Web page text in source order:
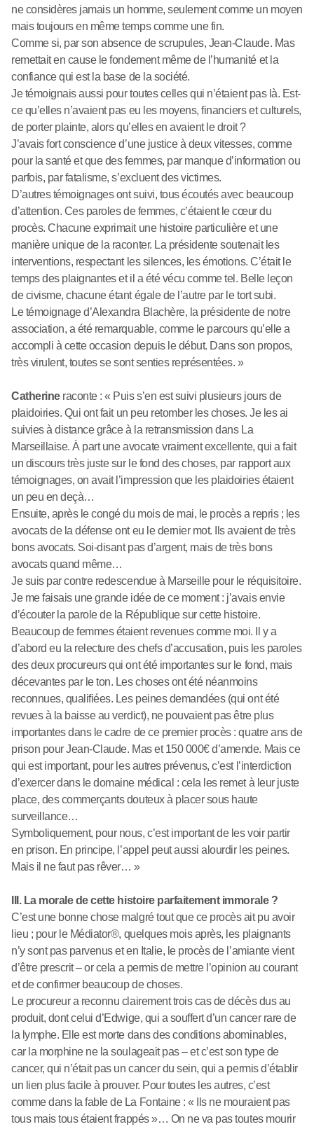
ne considères jamais un homme, seulement comme un moyen
mais toujours en même temps comme une fin.
Comme si, par son absence de scrupules, Jean-Claude. Mas
remettait en cause le fondement même de l’humanité et la
confiance qui est la base de la société.
Je témoignais aussi pour toutes celles qui n’étaient pas là. Est-
ce qu’elles n’avaient pas eu les moyens, financiers et culturels,
de porter plainte, alors qu’elles en avaient le droit ?
J’avais fort conscience d’une justice à deux vitesses, comme
pour la santé et que des femmes, par manque d’information ou
parfois, par fatalisme, s’excluent des victimes.
D’autres témoignages ont suivi, tous écoutés avec beaucoup
d’attention. Ces paroles de femmes, c’étaient le cœur du
procès. Chacune exprimait une histoire particulière et une
manière unique de la raconter. La présidente soutenait les
interventions, respectant les silences, les émotions. C’était le
temps des plaignantes et il a été vécu comme tel. Belle leçon
de civisme, chacune étant égale de l’autre par le tort subi.
Le témoignage d’Alexandra Blachère, la présidente de notre
association, a été remarquable, comme le parcours qu’elle a
accompli à cette occasion depuis le début. Dans son propos,
très virulent, toutes se sont senties représentées. »
Catherine raconte : « Puis s’en est suivi plusieurs jours de
plaidoiries. Qui ont fait un peu retomber les choses. Je les ai
suivies à distance grâce à la retransmission dans La
Marseillaise. À part une avocate vraiment excellente, qui a fait
un discours très juste sur le fond des choses, par rapport aux
témoignages, on avait l’impression que les plaidoiries étaient
un peu en deçà…
Ensuite, après le congé du mois de mai, le procès a repris ; les
avocats de la défense ont eu le dernier mot. Ils avaient de très
bons avocats. Soi-disant pas d’argent, mais de très bons
avocats quand même…
Je suis par contre redescendue à Marseille pour le réquisitoire.
Je me faisais une grande idée de ce moment : j’avais envie
d’écouter la parole de la République sur cette histoire.
Beaucoup de femmes étaient revenues comme moi. Il y a
d’abord eu la relecture des chefs d’accusation, puis les paroles
des deux procureurs qui ont été importantes sur le fond, mais
décevantes par le ton. Les choses ont été néanmoins
reconnues, qualifiées. Les peines demandées (qui ont été
revues à la baisse au verdict), ne pouvaient pas être plus
importantes dans le cadre de ce premier procès : quatre ans de
prison pour Jean-Claude. Mas et 150 000€ d’amende. Mais ce
qui est important, pour les autres prévenus, c’est l’interdiction
d’exercer dans le domaine médical : cela les remet à leur juste
place, des commerçants douteux à placer sous haute
surveillance…
Symboliquement, pour nous, c’est important de les voir partir
en prison. En principe, l’appel peut aussi alourdir les peines.
Mais il ne faut pas rêver… »
III. La morale de cette histoire parfaitement immorale ?
C’est une bonne chose malgré tout que ce procès ait pu avoir
lieu ; pour le Médiator®, quelques mois après, les plaignants
n’y sont pas parvenus et en Italie, le procès de l’amiante vient
d’être prescrit – or cela a permis de mettre l’opinion au courant
et de confirmer beaucoup de choses.
Le procureur a reconnu clairement trois cas de décès dus au
produit, dont celui d’Edwige, qui a souffert d’un cancer rare de
la lymphe. Elle est morte dans des conditions abominables,
car la morphine ne la soulageait pas – et c’est son type de
cancer, qui n’était pas un cancer du sein, qui a permis d’établir
un lien plus facile à prouver. Pour toutes les autres, c’est
comme dans la fable de La Fontaine : « Ils ne mouraient pas
tous mais tous étaient frappés »… On ne va pas toutes mourir